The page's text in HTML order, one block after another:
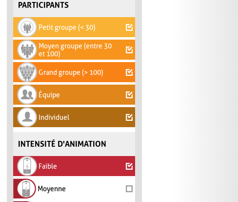
PARTICIPANTS
Petit groupe (< 30)
Moyen groupe (entre 30
et 100)
Grand groupe (> 100)
Équipe
Individuel
INTENSITÉ D'ANIMATION
Faible
Moyenne